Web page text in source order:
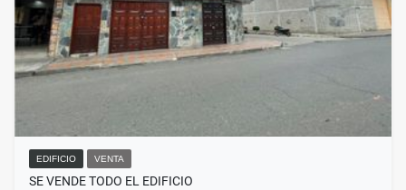
EDIFICIO VENTA
SE VENDE TODO EL EDIFICIO